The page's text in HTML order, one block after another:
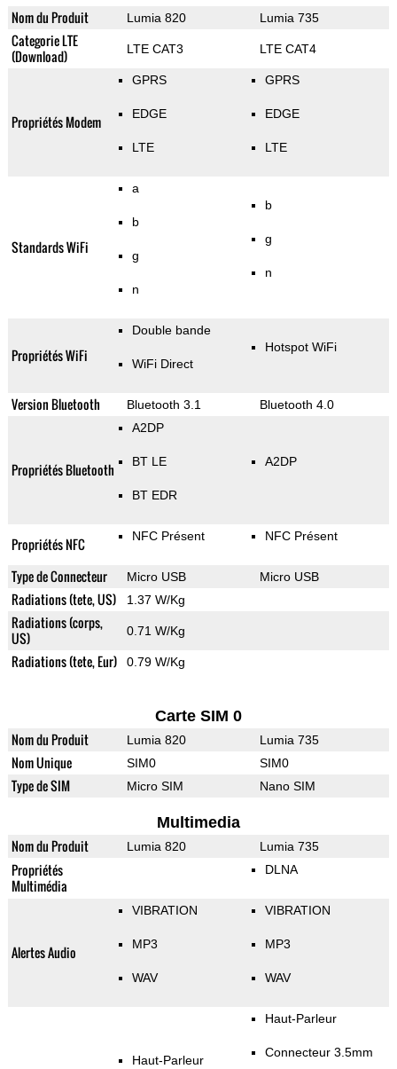
Nom du Produit Lumia 820 Lumia 735
Categorie LTE
(Download)
LTE CAT3 LTE CAT4
Propriétés Modem
GPRS
EDGE
LTE
GPRS
EDGE
LTE
Standards WiFi
a
b
g
n
b
g
n
Propriétés WiFi
Double bande
WiFi Direct
Hotspot WiFi
Version Bluetooth Bluetooth 3.1 Bluetooth 4.0
Propriétés Bluetooth
A2DP
BT LE
BT EDR
A2DP
Propriétés NFC NFC Présent NFC Présent
Type de Connecteur Micro USB Micro USB
Radiations (tete, US) 1.37 W/Kg
Radiations (corps,
US)
0.71 W/Kg
Radiations (tete, Eur) 0.79 W/Kg
Carte SIM 0
Nom du Produit Lumia 820 Lumia 735
Nom Unique SIM0 SIM0
Type de SIM Micro SIM Nano SIM
Multimedia
Nom du Produit Lumia 820 Lumia 735
Propriétés
Multimédia
DLNA
Alertes Audio
VIBRATION
MP3
WAV
VIBRATION
MP3
WAV
Haut-Parleur
Haut-Parleur
Connecteur 3.5mm